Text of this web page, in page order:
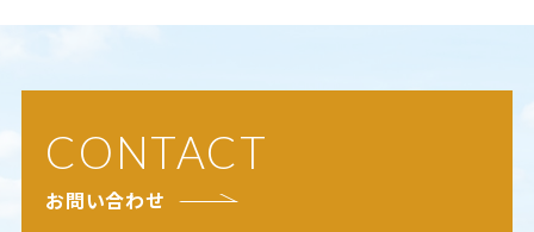
CONTACT
お問い合わせ